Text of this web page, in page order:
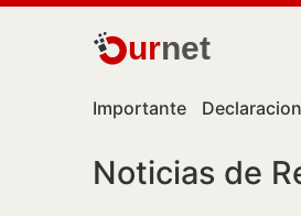
urnet
Importante
Noticias de